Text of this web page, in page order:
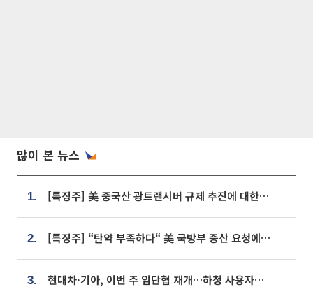
많이 본 뉴스
1. [특징주] 美 중국산 광트랜시버 규제 추진에 대한광통신 등 광통신株 강세
2. [특징주] “탄약 부족하다“ 美 국방부 증산 요청에⋯국내 방산주 급등세
3. 현대차·기아, 이번 주 임단협 재개…하청 사용자성 재심도 ‘변수’